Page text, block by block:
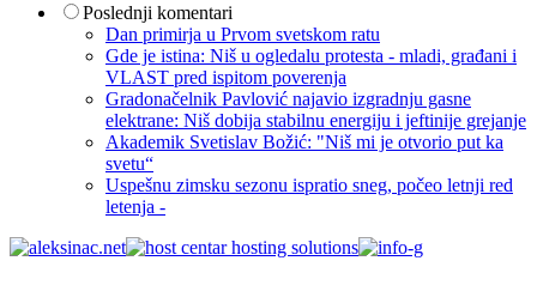
Poslednji komentari
Dan primirja u Prvom svetskom ratu
Gde je istina: Niš u ogledalu protesta - mladi, građani i
VLAST pred ispitom poverenja
Gradonačelnik Pavlović najavio izgradnju gasne
elektrane: Niš dobija stabilnu energiju i jeftinije grejanje
Akademik Svetislav Božić: "Niš mi je otvorio put ka
svetu“
Uspešnu zimsku sezonu ispratio sneg, počeo letnji red
letenja -